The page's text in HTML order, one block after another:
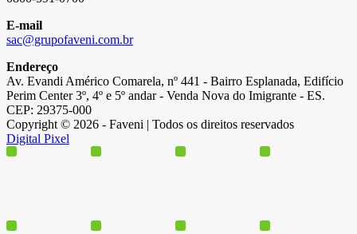
E-mail
sac@grupofaveni.com.br
Endereço
Av. Evandi Américo Comarela, nº 441 - Bairro Esplanada, Edifício
Perim Center 3º, 4º e 5º andar - Venda Nova do Imigrante - ES.
CEP: 29375-000
Copyright © 2026 - Faveni | Todos os direitos reservados
Digital Pixel